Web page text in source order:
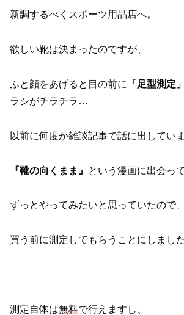
新調するべくスポーツ用品店へ。
欲しい靴は決まったのですが、
ふと顔をあげると目の前に 「足型測定」
ラシがチラチラ…
以前に何度か雑談記事で話に出していま
『靴の向くまま』 という漫画に出会っ
ずっとやってみたいと思っていたので、
買う前に測定してもらうことにしました
測定自体は無料で行えますし、